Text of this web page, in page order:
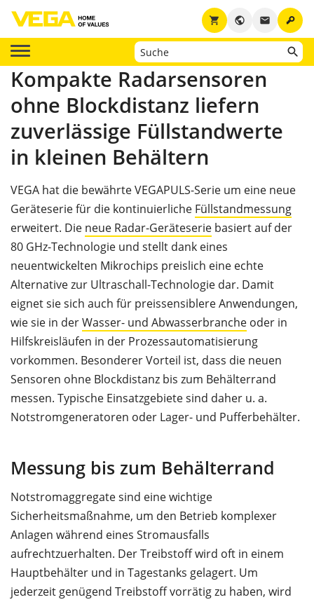
key
email
public
shopping_cart
Kompakte Radarsensoren
ohne Blockdistanz liefern
zuverlässige Füllstandwerte
in kleinen Behältern
VEGA hat die bewährte VEGAPULS-Serie um eine neue
Geräteserie für die kontinuierliche Füllstandmessung
erweitert. Die neue Radar-Geräteserie basiert auf der
80 GHz-Technologie und stellt dank eines
neuentwickelten Mikrochips preislich eine echte
Alternative zur Ultraschall-Technologie dar. Damit
eignet sie sich auch für preissensiblere Anwendungen,
wie sie in derWasser- und Abwasserbranche oder in
Hilfskreisläufen in der Prozessautomatisierung
vorkommen. Besonderer Vorteil ist, dass die neuen
Sensoren ohne Blockdistanz bis zum Behälterrand
messen. Typische Einsatzgebiete sind daher u. a.
Notstromgeneratoren oder Lager- und Pufferbehälter.
Messung bis zum Behälterrand
Notstromaggregate sind eine wichtige
Sicherheitsmaßnahme, um den Betrieb komplexer
Anlagen während eines Stromausfalls
aufrechtzuerhalten. Der Treibstoff wird oft in einem
Hauptbehälter und in Tagestanks gelagert. Um
jederzeit genügend Treibstoff vorrätig zu haben, wird